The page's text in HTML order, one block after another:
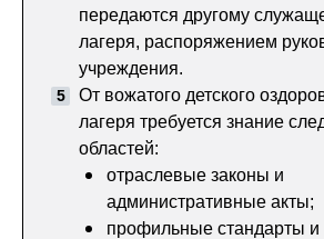
передаются другому
лагеря, распоряжением
учреждения.
От вожатого детского
лагеря требуется знание
областей:
отраслевые законы и
административные акты;
профильные стандарты и